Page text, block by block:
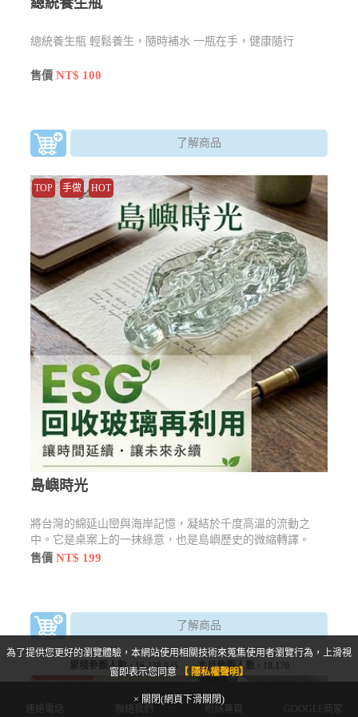
總統養生瓶 輕鬆養生，隨時補水 一瓶在手，健康隨行
售價NT$ 100
了解商品
TOP 手做 HOT
島嶼時光
將台灣的綿延山巒與海岸記憶，凝結於千度高溫的流動之
中。它是桌案上的一抹綠意，也是島嶼歷史的微縮轉譯。
售價NT$ 199
了解商品
商城限定優惠
為了提供您更好的瀏覽體驗，本網站使用相關技術來蒐集使用者瀏覽行為，上滑視
窗即表示您同意
【 隱私權聲明】
× 關閉(網頁下滑關閉)
累積參觀人數 :16,338,925 本月參觀人數 : 18,170
連絡電話 聯絡我們 粉絲專頁 GOOGLE商家